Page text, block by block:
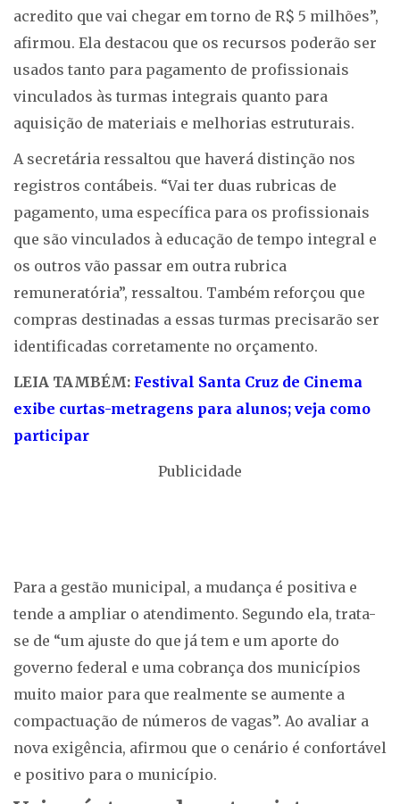
acredito que vai chegar em torno de R$ 5 milhões”,
afirmou. Ela destacou que os recursos poderão ser
usados tanto para pagamento de profissionais
vinculados às turmas integrais quanto para
aquisição de materiais e melhorias estruturais.
A secretária ressaltou que haverá distinção nos
registros contábeis. “Vai ter duas rubricas de
pagamento, uma específica para os profissionais
que são vinculados à educação de tempo integral e
os outros vão passar em outra rubrica
remuneratória”, ressaltou. Também reforçou que
compras destinadas a essas turmas precisarão ser
identificadas corretamente no orçamento.
LEIA TAMBÉM: Festival Santa Cruz de Cinema
exibe curtas-metragens para alunos; veja como
participar
Publicidade
Para a gestão municipal, a mudança é positiva e
tende a ampliar o atendimento. Segundo ela, trata-
se de “um ajuste do que já tem e um aporte do
governo federal e uma cobrança dos municípios
muito maior para que realmente se aumente a
compactuação de números de vagas”. Ao avaliar a
nova exigência, afirmou que o cenário é confortável
e positivo para o município.